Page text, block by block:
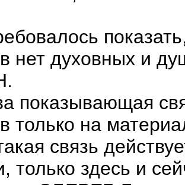
нет духовных и
показывающая
только на
связь
только здесь и